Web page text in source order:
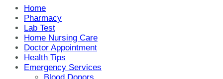
Home
Pharmacy
Lab Test
Home Nursing Care
Doctor Appointment
Health Tips
Emergency Services